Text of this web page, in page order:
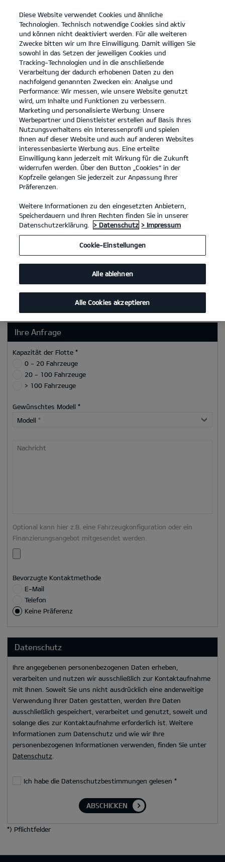
open
menu
KONTAKT
KONTAKT UNTERNEHMEN
KONTAKT UNTERNEHMEN
Ihre Kontaktdaten
Anrede*
Vorname*
Nachname*
Unternehmen*
Straße/Nr.
Ort
E-Mail*
Ihre Anfrage
Kapazität der Flotte *
0 - 20 Fahrzeuge
20 - 100 Fahrzeuge
> 100 Fahrzeuge
Gewünschtes Modell *
Modell *
Nachricht
Optional kann hier z.B. eine Fahrzeugkonfiguration oder ein
Finanzierungsangebot mitgesendet werden.
Bevorzugte Kontaktmethode
E-Mail
Telefon
Keine Präferenz
Datenschutz
Ihre angegebenen personenbezogenen Daten erheben,
verarbeiten und nutzen wir ausschließlich zur Kontaktaufnahme
mit Ihnen. Soweit Sie uns nicht ausdrücklich eine anderweitige
Verwendung Ihrer Daten gestatten, werden Ihre Daten
ausschließlich gespeichert, verarbeitet und genutzt, soweit und
solange dies zur Kontaktaufnahme erforderlich ist. Weitere
Informationen zum Datenschutz und wie wir Ihre
personenbezogenen Informationen verwenden, finden Sie unter
Datenschutz
Ich habe die Datenschutzbestimmungen gelesen *
ABSCHICKEN
*) Pflichtfelder
Diese Website verwendet Cookies und ähnliche
Technologien. Technisch notwendige Cookies sind aktiv
und können nicht deaktiviert werden. Für alle weiteren
Zwecke bitten wir um Ihre Einwilligung. Damit willigen Sie
sowohl in das Setzen der jeweiligen Cookies und
Tracking-Technologien und in die anschließende
Verarbeitung der dadurch erhobenen Daten zu den
nachfolgend genannten Zwecken ein: Analyse und
Performance: Wir messen, wie unsere Website genutzt
wird, um Inhalte und Funktionen zu verbessern.
Marketing und personalisierte Werbung: Unsere
Werbepartner und Dienstleister erstellen auf Basis Ihres
Nutzungsverhaltens ein Interessenprofil und spielen
Ihnen auf dieser Website und auch auf anderen Websites
interessenbasierte Werbung aus. Eine erteilte
Einwilligung kann jederzeit mit Wirkung für die Zukunft
widerrufen werden. Über den Button „Cookies“ in der
Kopfzeile gelangen Sie jederzeit zur Anpassung Ihrer
Präferenzen.
Weitere Informationen zu den eingesetzten Anbietern,
Speicherdauern und Ihren Rechten finden Sie in unserer
Datenschutzerklärung.
> Datenschutz > Impressum
Cookie-Einstellungen
Alle ablehnen
Alle Cookies akzeptieren